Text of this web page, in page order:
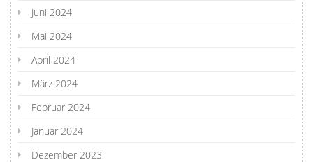
Juni 2024
Mai 2024
April 2024
März 2024
Februar 2024
Januar 2024
Dezember 2023